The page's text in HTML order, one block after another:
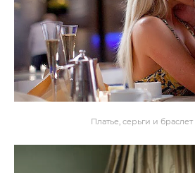
Платье, серьги и браслет